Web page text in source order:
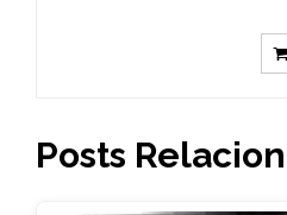
Posts